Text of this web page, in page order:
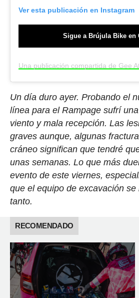
Ver esta publicación en Instagram
Sigue a Brújula Bike en
Un día duro ayer. Probando el
línea para el Rampage sufrí
viento y mala recepción. Las
graves aunque, algunas
cráneo significan que tendré
unas semanas. Lo que más
evento de este viernes,
que el equipo de excavación
tanto.
RECOMENDADO